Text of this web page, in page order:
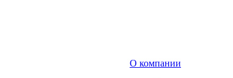
О компании